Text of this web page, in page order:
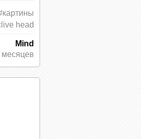
head
Mind
месяцев